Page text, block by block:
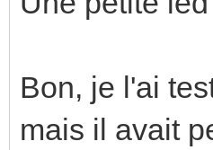
Bon, je l'ai
mais il avait